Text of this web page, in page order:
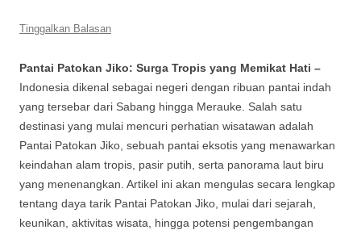
Tinggalkan Balasan
Pantai Patokan Jiko: Surga Tropis yang Memikat Hati –
Indonesia dikenal sebagai negeri dengan ribuan pantai indah
yang tersebar dari Sabang hingga Merauke. Salah satu
destinasi yang mulai mencuri perhatian wisatawan adalah
Pantai Patokan Jiko, sebuah pantai eksotis yang menawarkan
keindahan alam tropis, pasir putih, serta panorama laut biru
yang menenangkan. Artikel ini akan mengulas secara lengkap
tentang daya tarik Pantai Patokan Jiko, mulai dari sejarah,
keunikan, aktivitas wisata, hingga potensi pengembangan